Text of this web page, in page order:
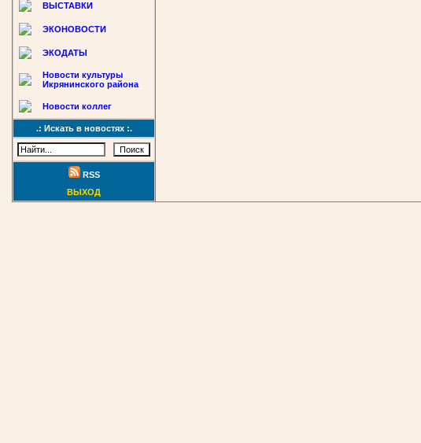
ВЫСТАВКИ
ЭКОНОВОСТИ
ЭКОДАТЫ
Новости культуры
Икрянинского района
Новости коллег
.: Искать в новостях :.
RSS
ВЫХОД